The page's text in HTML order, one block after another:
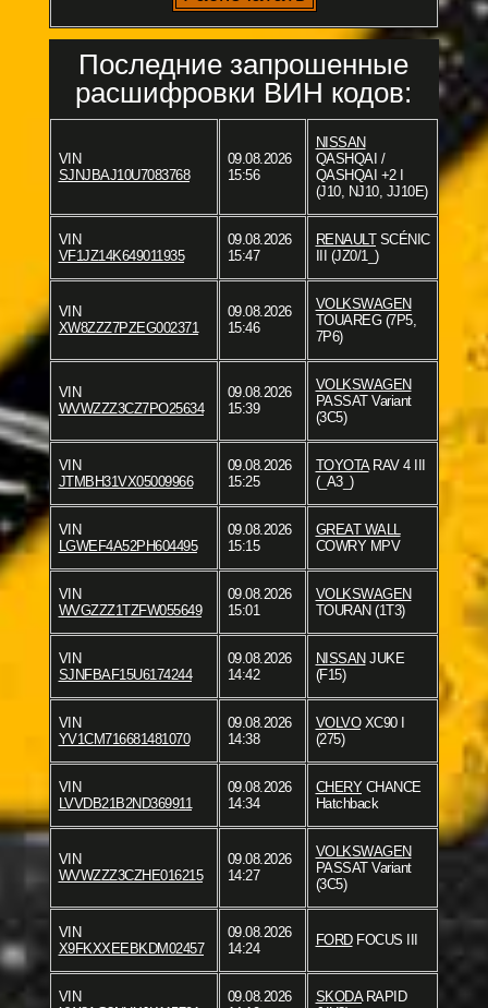
Последние запрошенные
расшифровки ВИН кодов:
VIN
SJNJBAJ10U7083768
09.08.2026
15:56
NISSAN
QASHQAI /
QASHQAI +2 I
(J10, NJ10, JJ10E)
VIN
VF1JZ14K649011935
09.08.2026
15:47
RENAULTSCÉNIC
III (JZ0/1_)
VIN
XW8ZZZ7PZEG002371
09.08.2026
15:46
VOLKSWAGEN
TOUAREG (7P5,
7P6)
VIN
WVWZZZ3CZ7PO25634
09.08.2026
15:39
VOLKSWAGEN
PASSAT Variant
(3C5)
VIN
JTMBH31VX05009966
09.08.2026
15:25
TOYOTARAV 4 III
(_A3_)
VIN
LGWEF4A52PH604495
09.08.2026
15:15
GREAT WALL
COWRY MPV
VIN
WVGZZZ1TZFW055649
09.08.2026
15:01
VOLKSWAGEN
TOURAN (1T3)
VIN
SJNFBAF15U6174244
09.08.2026
14:42
NISSAN JUKE
(F15)
VIN
YV1CM716681481070
09.08.2026
14:38
VOLVOXC90 I
(275)
VIN
LVVDB21B2ND369911
09.08.2026
14:34
CHERYCHANCE
Hatchback
VIN
WVWZZZ3CZHE016215
09.08.2026
14:27
VOLKSWAGEN
PASSAT Variant
(3C5)
VIN
X9FKXXEEBKDM02457
09.08.2026
14:24
FORDFOCUS III
VIN
09.08.2026
SKODARAPID